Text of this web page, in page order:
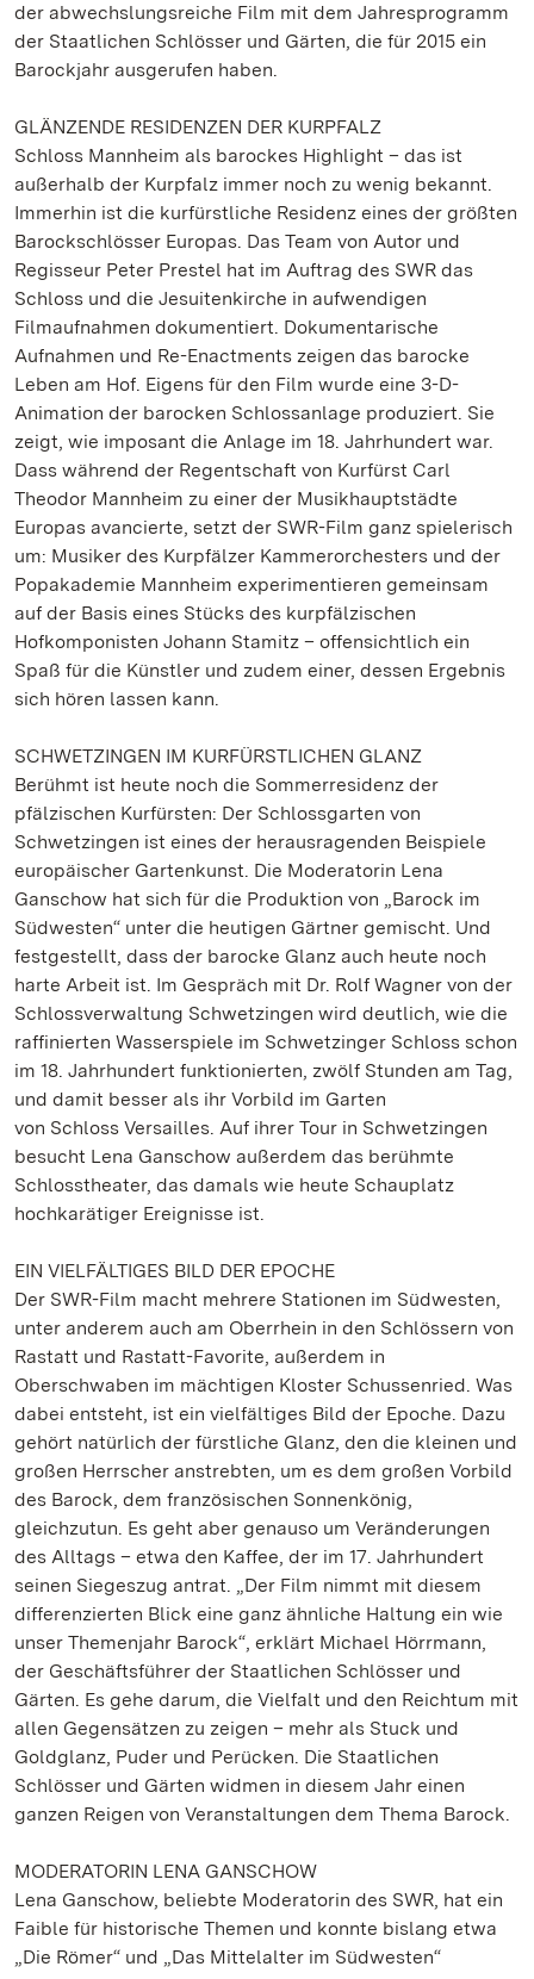
der abwechslungsreiche Film mit dem Jahresprogramm
der Staatlichen Schlösser und Gärten, die für 2015 ein
Barockjahr ausgerufen haben.
GLÄNZENDE RESIDENZEN DER KURPFALZ
Schloss Mannheim als barockes Highlight – das ist
außerhalb der Kurpfalz immer noch zu wenig bekannt.
Immerhin ist die kurfürstliche Residenz eines der größten
Barockschlösser Europas. Das Team von Autor und
Regisseur Peter Prestel hat im Auftrag des SWR das
Schloss und die Jesuitenkirche in aufwendigen
Filmaufnahmen dokumentiert. Dokumentarische
Aufnahmen und Re-Enactments zeigen das barocke
Leben am Hof. Eigens für den Film wurde eine 3-D-
Animation der barocken Schlossanlage produziert. Sie
zeigt, wie imposant die Anlage im 18. Jahrhundert war.
Dass während der Regentschaft von Kurfürst Carl
Theodor Mannheim zu einer der Musikhauptstädte
Europas avancierte, setzt der SWR-Film ganz spielerisch
um: Musiker des Kurpfälzer Kammerorchesters und der
Popakademie Mannheim experimentieren gemeinsam
auf der Basis eines Stücks des kurpfälzischen
Hofkomponisten Johann Stamitz – offensichtlich ein
Spaß für die Künstler und zudem einer, dessen Ergebnis
sich hören lassen kann.
SCHWETZINGEN IM KURFÜRSTLICHEN GLANZ
Berühmt ist heute noch die Sommerresidenz der
pfälzischen Kurfürsten: Der Schlossgarten von
Schwetzingen ist eines der herausragenden Beispiele
europäischer Gartenkunst. Die Moderatorin Lena
Ganschow hat sich für die Produktion von „Barock im
Südwesten“ unter die heutigen Gärtner gemischt. Und
festgestellt, dass der barocke Glanz auch heute noch
harte Arbeit ist. Im Gespräch mit Dr. Rolf Wagner von der
Schlossverwaltung Schwetzingen wird deutlich, wie die
raffinierten Wasserspiele im Schwetzinger Schloss schon
im 18. Jahrhundert funktionierten, zwölf Stunden am Tag,
und damit besser als ihr Vorbild im Garten
von Schloss Versailles. Auf ihrer Tour in Schwetzingen
besucht Lena Ganschow außerdem das berühmte
Schlosstheater, das damals wie heute Schauplatz
hochkarätiger Ereignisse ist.
EIN VIELFÄLTIGES BILD DER EPOCHE
Der SWR-Film macht mehrere Stationen im Südwesten,
unter anderem auch am Oberrhein in den Schlössern von
Rastatt und Rastatt-Favorite, außerdem in
Oberschwaben im mächtigen Kloster Schussenried. Was
dabei entsteht, ist ein vielfältiges Bild der Epoche. Dazu
gehört natürlich der fürstliche Glanz, den die kleinen und
großen Herrscher anstrebten, um es dem großen Vorbild
des Barock, dem französischen Sonnenkönig,
gleichzutun. Es geht aber genauso um Veränderungen
des Alltags – etwa den Kaffee, der im 17. Jahrhundert
seinen Siegeszug antrat. „Der Film nimmt mit diesem
differenzierten Blick eine ganz ähnliche Haltung ein wie
unser Themenjahr Barock“, erklärt Michael Hörrmann,
der Geschäftsführer der Staatlichen Schlösser und
Gärten. Es gehe darum, die Vielfalt und den Reichtum mit
allen Gegensätzen zu zeigen – mehr als Stuck und
Goldglanz, Puder und Perücken. Die Staatlichen
Schlösser und Gärten widmen in diesem Jahr einen
ganzen Reigen von Veranstaltungen dem Thema Barock.
MODERATORIN LENA GANSCHOW
Lena Ganschow, beliebte Moderatorin des SWR, hat ein
Faible für historische Themen und konnte bislang etwa
„Die Römer“ und „Das Mittelalter im Südwesten“